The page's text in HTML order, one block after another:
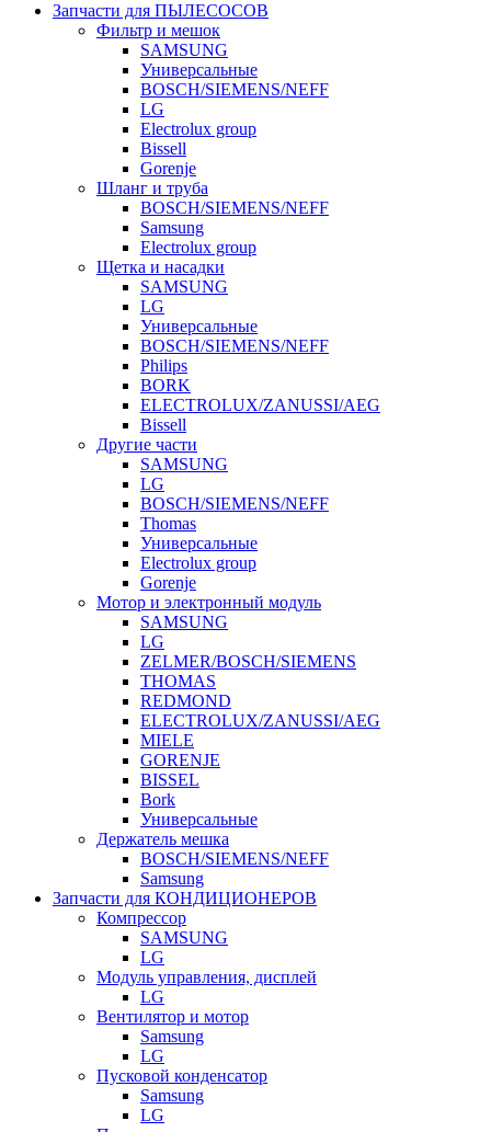
Запчасти для ПЫЛЕСОСОВ
Фильтр и мешок
SAMSUNG
Универсальные
BOSCH/SIEMENS/NEFF
LG
Electrolux group
Bissell
Gorenje
Шланг и труба
BOSCH/SIEMENS/NEFF
Samsung
Electrolux group
Щетка и насадки
SAMSUNG
LG
Универсальные
BOSCH/SIEMENS/NEFF
Philips
BORK
ELECTROLUX/ZANUSSI/AEG
Bissell
Другие части
SAMSUNG
LG
BOSCH/SIEMENS/NEFF
Thomas
Универсальные
Electrolux group
Gorenje
Мотор и электронный модуль
SAMSUNG
LG
ZELMER/BOSCH/SIEMENS
THOMAS
REDMOND
ELECTROLUX/ZANUSSI/AEG
MIELE
GORENJE
BISSEL
Bork
Универсальные
Держатель мешка
BOSCH/SIEMENS/NEFF
Samsung
Запчасти для КОНДИЦИОНЕРОВ
Компрессор
SAMSUNG
LG
Модуль управления, дисплей
LG
Вентилятор и мотор
Samsung
LG
Пусковой конденсатор
Samsung
LG